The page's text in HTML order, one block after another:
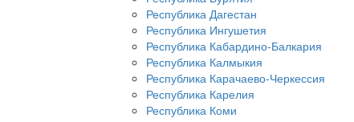
Республика Дагестан
Республика Ингушетия
Республика Кабардино-Балкария
Республика Калмыкия
Республика Карачаево-Черкессия
Республика Карелия
Республика Коми